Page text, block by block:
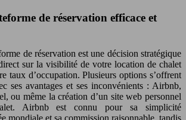
de réservation efficace et
de réservation est une décision stratégique
sur la visibilité de votre location de chalet
taux d’occupation. Plusieurs options s’offrent
ses avantages et ses inconvénients : Airbnb,
ou même la création d’un site web personnel
Airbnb est connu pour sa simplicité